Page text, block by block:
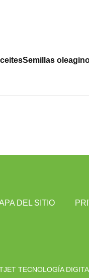
Semillas
DEL SITIO
TECNOLOGÍA